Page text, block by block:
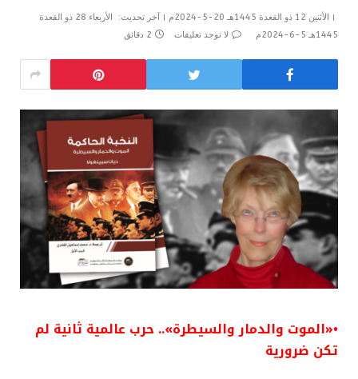
الأثنين 12 ذو القعدة 1445هـ 20-5-2024م آخر تحديث:
الأربعاء 28 ذو القعدة
1445هـ 5-6-2024م
لا توجد تعليقات 2 دقائق
•«الموت والدمار والسيطرة».. حرب عالمية ثانية لم
تكن ضرورية